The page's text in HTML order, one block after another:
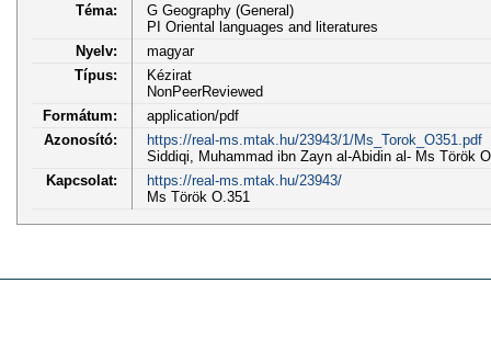
Téma:
G Geography (General)
PI Oriental languages and literatures
Nyelv:
magyar
Típus:
Kézirat
NonPeerReviewed
Formátum:
application/pdf
Azonosító:
https://real-ms.mtak.hu/23943/1/Ms_Torok_O351.pdf
Siddiqi, Muhammad ibn Zayn al-Abidin al- Ms Török
Kapcsolat:
https://real-ms.mtak.hu/23943/
Ms Török O.351